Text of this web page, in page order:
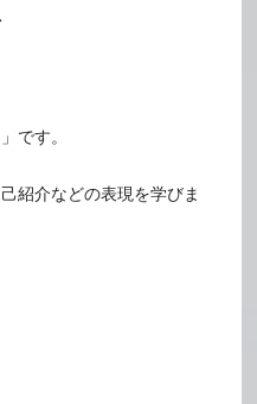
です。
紹介などの表現を学びま